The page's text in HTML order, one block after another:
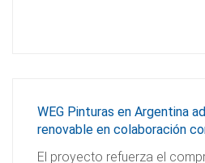
WEG Pinturas en Argentina
renovable en colaboración
El proyecto refuerza el